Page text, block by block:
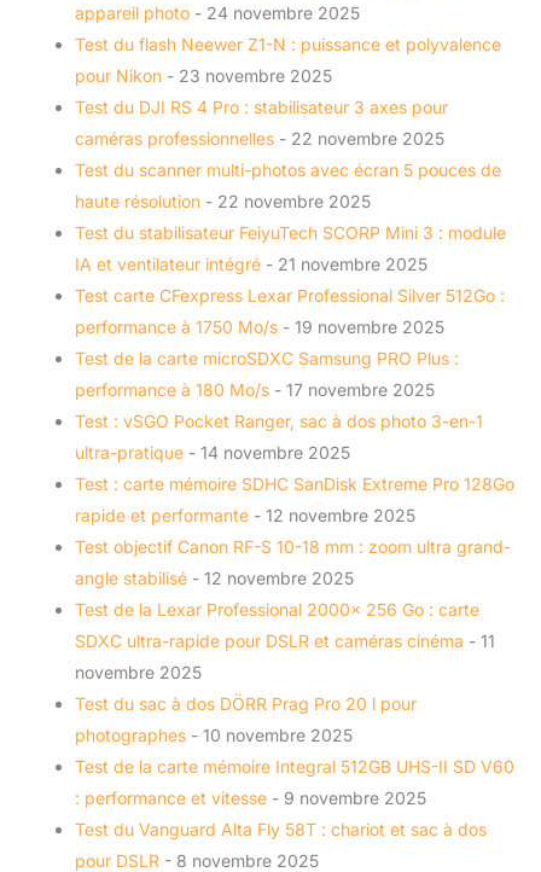
appareil photo - 24 novembre 2025
Test du flash Neewer Z1-N : puissance et polyvalence
pour Nikon - 23 novembre 2025
Test du DJI RS 4 Pro : stabilisateur 3 axes pour
caméras professionnelles - 22 novembre 2025
Test du scanner multi-photos avec écran 5 pouces de
haute résolution - 22 novembre 2025
Test du stabilisateur FeiyuTech SCORP Mini 3 : module
IA et ventilateur intégré - 21 novembre 2025
Test carte CFexpress Lexar Professional Silver 512Go :
performance à 1750 Mo/s - 19 novembre 2025
Test de la carte microSDXC Samsung PRO Plus :
performance à 180 Mo/s - 17 novembre 2025
Test : vSGO Pocket Ranger, sac à dos photo 3-en-1
ultra-pratique - 14 novembre 2025
Test : carte mémoire SDHC SanDisk Extreme Pro 128Go
rapide et performante - 12 novembre 2025
Test objectif Canon RF-S 10-18 mm : zoom ultra grand-
angle stabilisé - 12 novembre 2025
Test de la Lexar Professional 2000x 256 Go : carte
SDXC ultra-rapide pour DSLR et caméras cinéma - 11
novembre 2025
Test du sac à dos DÖRR Prag Pro 20 l pour
photographes - 10 novembre 2025
Test de la carte mémoire Integral 512GB UHS-II SD V60
: performance et vitesse - 9 novembre 2025
Test du Vanguard Alta Fly 58T : chariot et sac à dos
pour DSLR - 8 novembre 2025